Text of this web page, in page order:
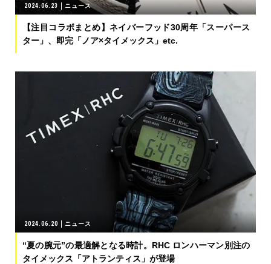
2024.06.23 ニュース
【注目コラボまとめ】ネイバーフッド30周年「スーパース
ター」、即完「ノア×タイメックス」etc.
2024.06.20 ニュース
“夏の腕元”の最適解となる時計。RHC ロンハーマン別注の
タイメックス「アトランティス」が登場